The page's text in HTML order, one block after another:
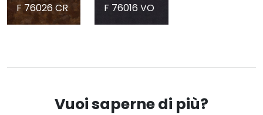
F 76026 CR F 76016 VO
Vuoi saperne di più?